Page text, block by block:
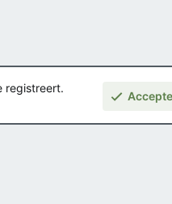
registreert.